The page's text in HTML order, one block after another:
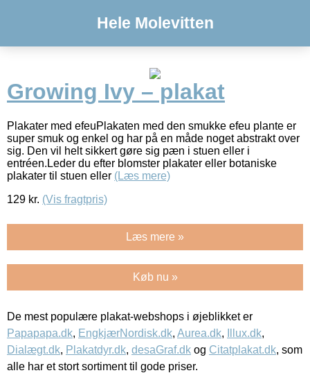
Hele Molevitten
Growing Ivy – plakat
Plakater med efeuPlakaten med den smukke efeu plante er
super smuk og enkel og har på en måde noget abstrakt over
sig. Den vil helt sikkert gøre sig pæn i stuen eller i
entréen.Leder du efter blomster plakater eller botaniske
plakater til stuen eller (Læs mere)
129 kr. (Vis fragtpris)
Læs mere »
Køb nu »
De mest populære plakat-webshops i øjeblikket er
Papapapa.dk, EngkjærNordisk.dk, Aurea.dk, Illux.dk,
Dialægt.dk, Plakatdyr.dk, desaGraf.dk og Citatplakat.dk, som
alle har et stort sortiment til gode priser.